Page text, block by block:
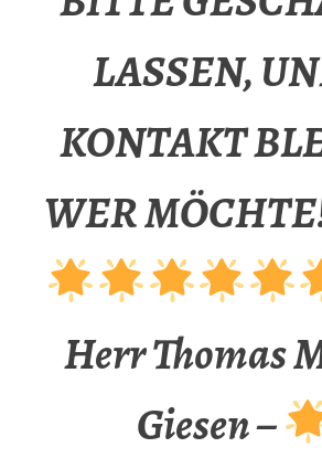
LASSEN,
KONTAKT
WER
Herr Thomas
Giesen –